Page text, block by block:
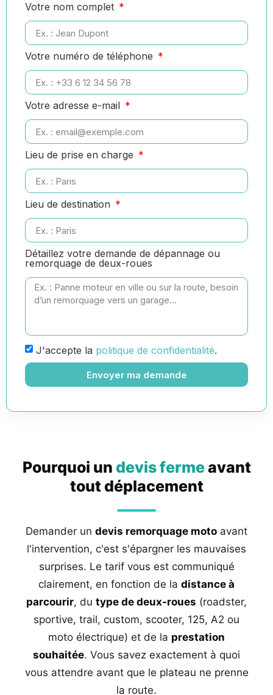
Votre nom complet
Votre numéro de téléphone
Votre adresse e-mail
Lieu de prise en charge
Lieu de destination
Détaillez votre demande de dépannage ou
remorquage de deux-roues
J'accepte la politique de confidentialité.
Envoyer ma demande
Pourquoi un devis fermeavant
tout déplacement
Demander un devis remorquage moto avant
l'intervention, c'est s'épargner les mauvaises
surprises. Le tarif vous est communiqué
clairement, en fonction de la distance à
parcourir, du type de deux-roues (roadster,
sportive, trail, custom, scooter, 125, A2 ou
moto électrique) et de la prestation
souhaitée. Vous savez exactement à quoi
vous attendre avant que le plateau ne prenne
la route.